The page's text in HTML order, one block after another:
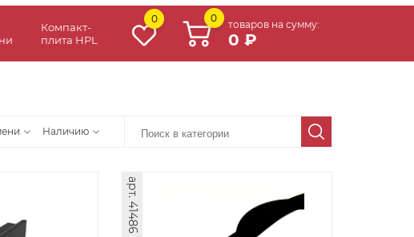
Компакт-
плита HPL
0 0
товаров на сумму:
0 ₽
Наличию
арт. 41486